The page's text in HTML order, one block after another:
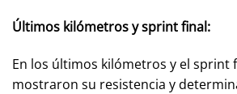
Últimos kilómetros y sprint final:
En los últimos kilómetros y el sprint
mostraron su resistencia y